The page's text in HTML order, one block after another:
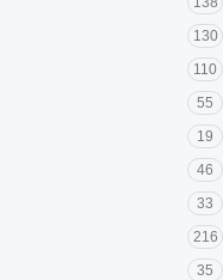
130
110
55
19
46
33
216
35